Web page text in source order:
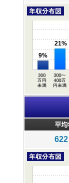
9%
21%
622